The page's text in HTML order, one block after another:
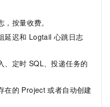
按量收费。
延迟和 Logtail 心跳日志
、定时 SQL、投递任务的
在的 Project 或者自动创建